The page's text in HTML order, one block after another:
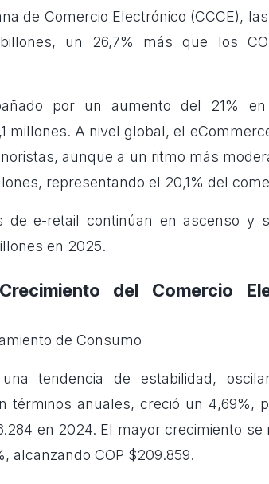
de Comercio Electrónico (CCCE),
un 26,7% más que los
por un aumento del 21%
millones. A nivel global, el
aunque a un ritmo más
representando el 20,1% del
de e-retail continúan en ascenso y
en 2025.
del Comercio
de Consumo
tendencia de estabilidad,
términos anuales, creció un 4,69%,
en 2024. El mayor crecimiento
alcanzando COP $209.859.